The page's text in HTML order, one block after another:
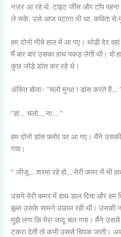
नज़र आ रहे थे. टाइट जींस और टॉप पहना
ले सके. उसे आज पटाना भी था. कविता से
हम दोनो नीचे हाल में आ गए। थोड़ी देर
मैं बार बार उसका हाथ पकड़ लेती थी। वो
कुछ जोड़े डांस कर रहे थे।
अंकित बोला- “चलो मुग्धा ! डांस करते हैं…
“हां… चलो… ना… ”
हम दोनो डांस फ़्लोर पर आ गए। मैंने उसकी
गया।
” जीजू… शरमा रहे हो… मेरी कमर में भी
उसने मेरी कमर में हाथ डाल दिया और
बूब्स उसके सामने उछाल रही थी। उसकी
मुझे लगा कि मेरा जादू चल गया। मैंने
टकरा देती तो कभी उससे चिपक जाती।